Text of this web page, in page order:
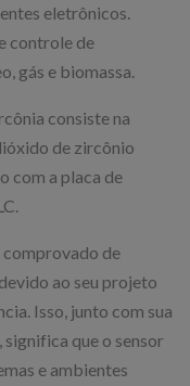
eletrônicos.
controle de
gás e biomassa.
consiste na
de zircônio
com a placa de
comprovado de
ao seu projeto
Isso, junto com sua
que o sensor
e ambientes